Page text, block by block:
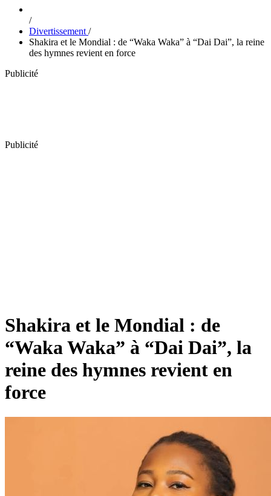
/
Divertissement /
Shakira et le Mondial : de “Waka Waka” à “Dai Dai”, la reine
des hymnes revient en force
Publicité
Publicité
Shakira et le Mondial : de
“Waka Waka” à “Dai Dai”, la
reine des hymnes revient en
force